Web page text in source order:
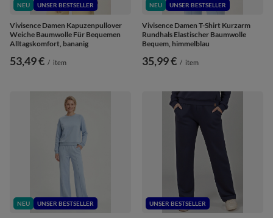
NEU UNSER BESTSELLER
Vivisence Damen Kapuzenpullover
Weiche Baumwolle Für Bequemen
Alltagskomfort, bananig
53,49 € / item
NEU UNSER BESTSELLER
Vivisence Damen T-Shirt Kurzarm
Rundhals Elastischer Baumwolle
Bequem, himmelblau
35,99 € / item
NEU UNSER BESTSELLER UNSER BESTSELLER